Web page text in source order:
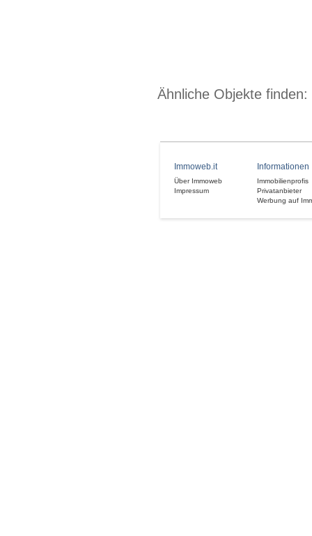
Ähnliche Objekte finden:
Immoweb.it
Über Immoweb
Impressum
Informationen
Immobilienprofis
Privatanbieter
Werbung auf